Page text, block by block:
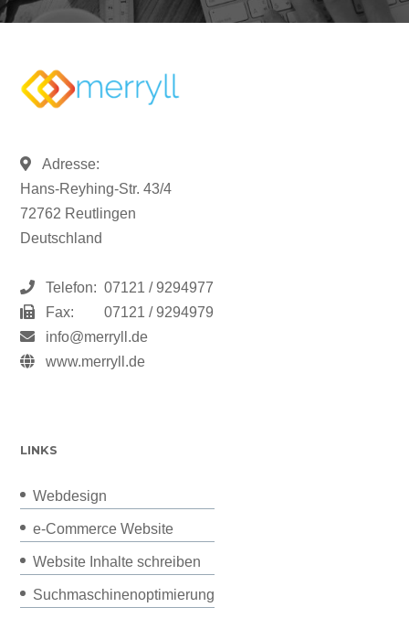
Adresse:
Hans-Reyhing-Str. 43/4
72762 Reutlingen
Deutschland
Telefon: 07121 / 9294977
Fax:
07121 / 9294979
info@merryll.de
www.merryll.de
LINKS
Webdesign
e-Commerce Website
Website Inhalte schreiben
Suchmaschinenoptimierung